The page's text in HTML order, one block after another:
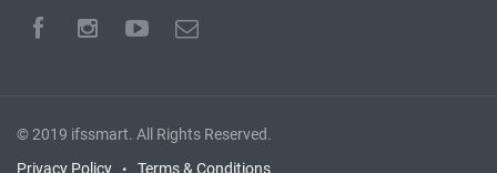
© 2019 ifssmart. All Rights Reserved.
Privacy Policy
Terms & Conditions